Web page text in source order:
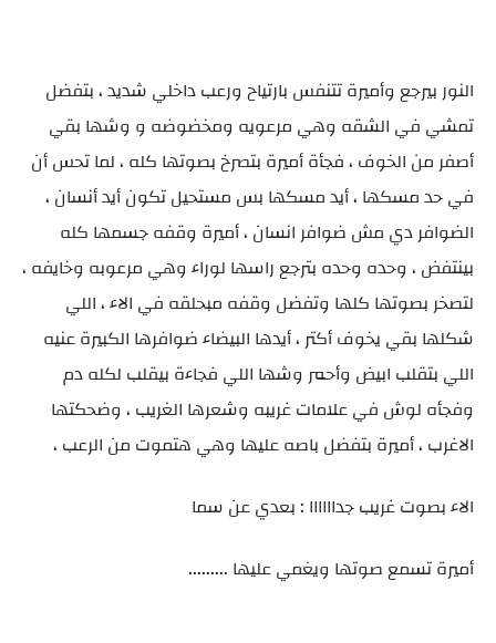
النور بيرجع وأميرة تتنفس بارتياح ورعب داخلي شديد ، بتفضل
تمشي في الشقه وهي مرعويه ومخضوضه و وشها بقي
أصفر من الخوف ، فجأة أميرة بتصرخ بصوتها كله ، لما تحس أن
في حد مسكها ، أيد مسكها بس مستحيل تكون أيد أنسان ،
الضوافر دي مش ضوافر انسان ، أميرة وقفه جسمها كله
بينتفض ، وحده وحده بترجع راسها لوراء وهي مرعوبه وخايفه ،
لتصخر بصوتها كلها وتفضل وقفه مبحلقه في الاء ، اللي
شكلها بقي يخوف أكتر ، أيدها البيضاء ضوافرها الكبيرة عنيه
اللي بتقلب ابيض وأحمر وشها اللي فجاءة بيقلب لكله دم
وفجأه لوش في علامات غريبه وشعرها الغريب ، وضحكتها
الاغرب ، أميرة بتفضل باصه عليها وهي هتموت من الرعب ،
الاء بصوت غريب جداااااا : بعدي عن سما
أميرة تسمع صوتها ويغمي عليها .........